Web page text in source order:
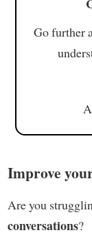
Go further
Improve
Are you
conversations?